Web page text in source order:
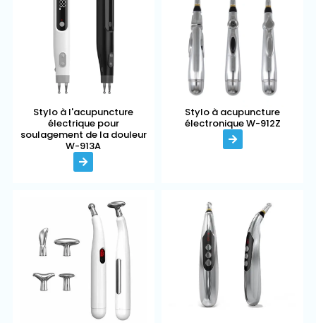
Stylo à l'acupuncture
électrique pour
soulagement de la douleur
W-913A
Stylo à acupuncture
électronique W-912Z